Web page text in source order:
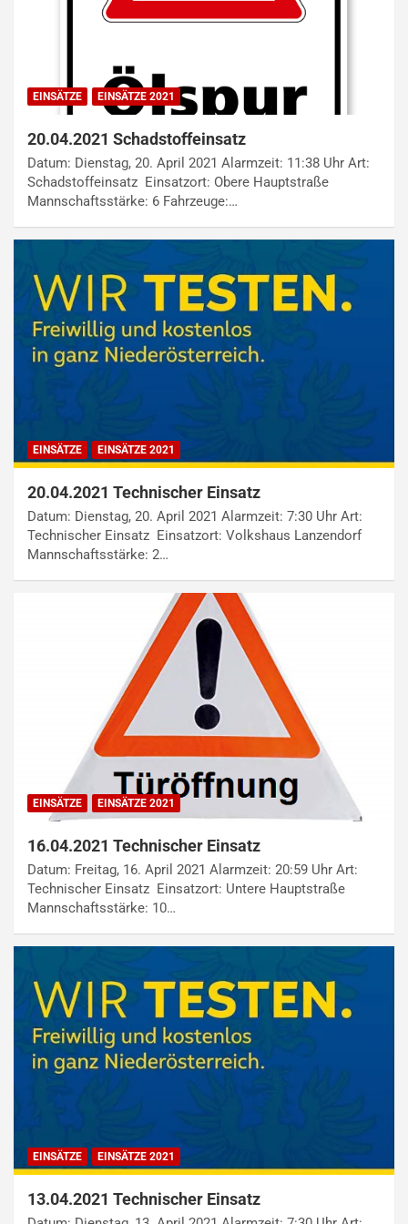
EINSÄTZE EINSÄTZE 2021
20.04.2021 Schadstoffeinsatz
Datum: Dienstag, 20. April 2021 Alarmzeit: 11:38 Uhr Art:
Schadstoffeinsatz Einsatzort: Obere Hauptstraße
Mannschaftsstärke: 6 Fahrzeuge:…
EINSÄTZE EINSÄTZE 2021
20.04.2021 Technischer Einsatz
Datum: Dienstag, 20. April 2021 Alarmzeit: 7:30 Uhr Art:
Technischer Einsatz Einsatzort: Volkshaus Lanzendorf
Mannschaftsstärke: 2…
EINSÄTZE EINSÄTZE 2021
16.04.2021 Technischer Einsatz
Datum: Freitag, 16. April 2021 Alarmzeit: 20:59 Uhr Art:
Technischer Einsatz Einsatzort: Untere Hauptstraße
Mannschaftsstärke: 10…
EINSÄTZE EINSÄTZE 2021
13.04.2021 Technischer Einsatz